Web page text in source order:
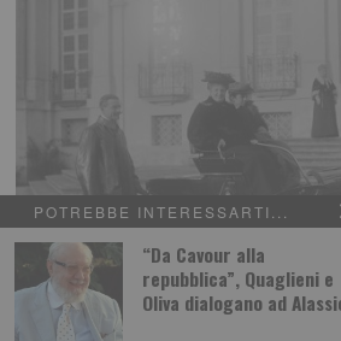
POTREBBE INTERESSARTI...
“Da Cavour alla
repubblica”, Quaglieni e
Oliva dialogano ad